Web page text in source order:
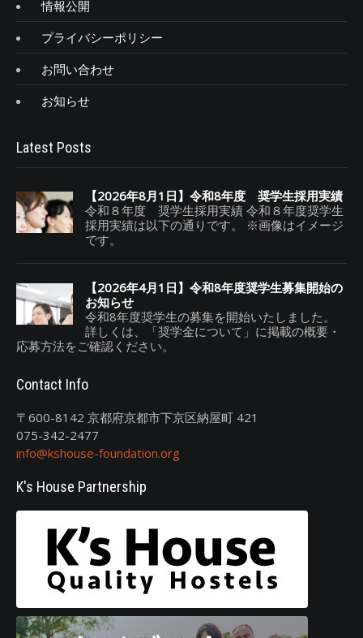
情報公開
プライバシーポリシー
お問い合わせ
お知らせ
Latest Posts
【2026年8月1日】令和8年度 奨学生採用実績
令和８年度 奨学生採用実績 令和８年度奨学生
採用実績は以下の通りです。 ※画像はイメージ
です。
【2026年4月1日】令和8年度奨学生募集開始の
お知らせ
令和8年度奨学生の募集を開始いたしました。
詳しくは、「奨学金について」に掲載の概要・
応募方法をご確認ください。
Contact Info
〒600-8142 京都府京都市下京区納屋町 421
075-342-2477
info@kshouse-foundation.org
K's House Partnership